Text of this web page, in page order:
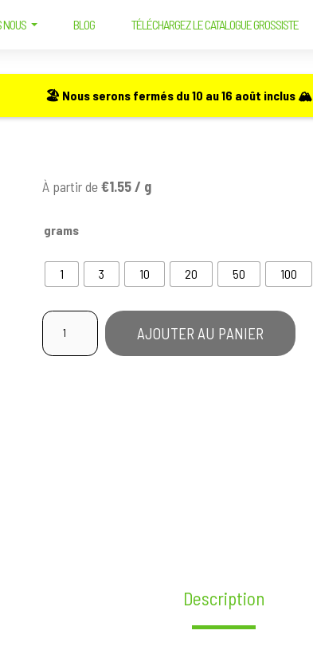
🏖️ Nous serons fermés du 10 au 16 août inclus 🏔️
NOUS BLOG TÉLÉCHARGEZ LE CATALOGUE GROSSISTE
À partir de€1.55 / g
grams
1 3 10 20 50 100
quantité
Isolat
AJOUTER AU PANIER
Description